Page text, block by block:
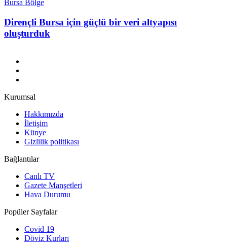
Bursa Bölge
Dirençli Bursa için güçlü bir veri altyapısı
oluşturduk
Kurumsal
Hakkımızda
İletişim
Künye
Gizlilik politikası
Bağlantılar
Canlı TV
Gazete Manşetleri
Hava Durumu
Popüler Sayfalar
Covid 19
Döviz Kurları